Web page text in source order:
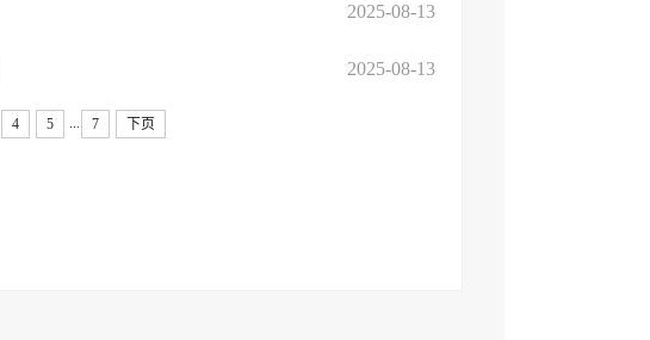
2025-08-13
2025-08-13
4 5 7 下页